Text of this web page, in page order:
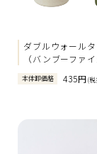
ダブルウォール
（バンブーファ
本体卸価格 435円(